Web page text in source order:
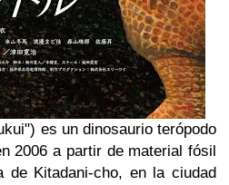
es un dinosaurio terópodo
2006 a partir de material fósil
de Kitadani-cho, en la ciudad